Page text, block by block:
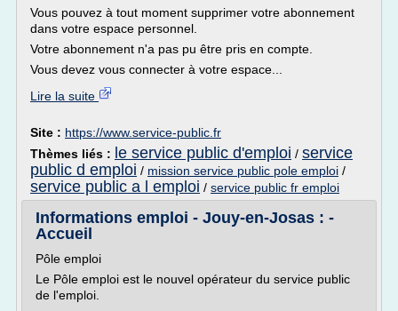
Vous pouvez à tout moment supprimer votre abonnement
dans votre espace personnel.
Votre abonnement n'a pas pu être pris en compte.
Vous devez vous connecter à votre espace...
Lire la suite
Site : https://www.service-public.fr
Thèmes liés : le service public d'emploi / service
public d emploi / mission service public pole emploi /
service public a l emploi / service public fr emploi
Informations emploi - Jouy-en-Josas : -
Accueil
Pôle emploi
Le Pôle emploi est le nouvel opérateur du service public
de l'emploi.